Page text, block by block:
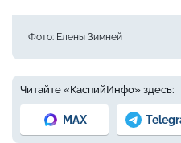
Фото: Елены Зимней
Читайте «КаспийИнфо» здесь:
MAX